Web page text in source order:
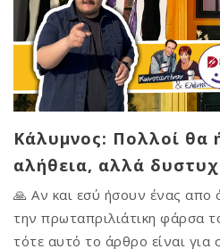
Κάλυμνος: Πολλοί θα
αλήθεια, αλλά
🙏 Αν και εσύ ήσουν ένας απο
την πρωταπριλιάτικη φάρσα
τότε αυτό το άρθρο είναι για